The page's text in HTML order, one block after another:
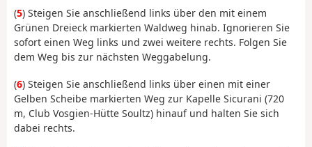
(5) Steigen Sie anschließend links über den mit einem
Grünen Dreieck markierten Waldweg hinab. Ignorieren Sie
sofort einen Weg links und zwei weitere rechts. Folgen Sie
dem Weg bis zur nächsten Weggabelung.
(6) Steigen Sie anschließend links über einen mit einer
Gelben Scheibe markierten Weg zur Kapelle Sicurani (720
m, Club Vosgien-Hütte Soultz) hinauf und halten Sie sich
dabei rechts.